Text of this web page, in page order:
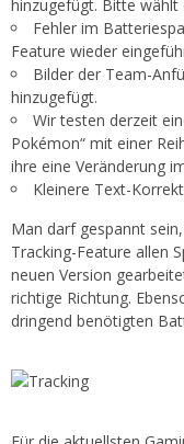
hinzugefügt. Bitte wählt
Fehler im
Feature wieder
Bilder der Team-
hinzugefügt.
Wir testen derzeit
Pokémon“ mit einer
ihre eine Veränderung
Kleinere Text-
Man darf gespannt
Tracking-Feature allen
neuen Version
richtige Richtung.
dringend benötigten